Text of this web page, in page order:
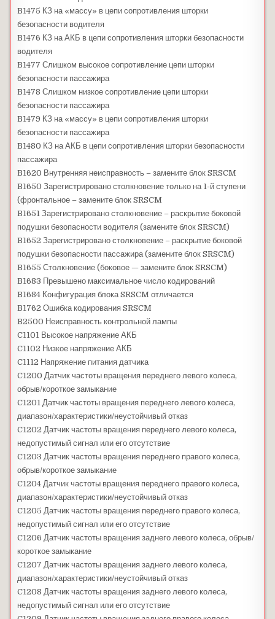
B1475 КЗ на «массу» в цепи сопротивления шторки
безопасности водителя
B1476 КЗ на АКБ в цепи сопротивления шторки безопасности
водителя
B1477 Слишком высокое сопротивление цепи шторки
безопасности пассажира
B1478 Слишком низкое сопротивление цепи шторки
безопасности пассажира
B1479 КЗ на «массу» в цепи сопротивления шторки
безопасности пассажира
B1480 КЗ на АКБ в цепи сопротивления шторки безопасности
пассажира
B1620 Внутренняя неисправность – замените блок SRSCM
B1650 Зарегистрировано столкновение только на 1-й ступени
(фронтальное – замените блок SRSCM
B1651 Зарегистрировано столкновение – раскрытие боковой
подушки безопасности водителя (замените блок SRSCM)
B1652 Зарегистрировано столкновение – раскрытие боковой
подушки безопасности пассажира (замените блок SRSCM)
B1655 Столкновение (боковое — замените блок SRSCM)
B1683 Превышено максимальное число кодирований
B1684 Конфигурация блока SRSCM отличается
B1762 Ошибка кодирования SRSCM
B2500 Неисправность контрольной лампы
C1101 Высокое напряжение АКБ
C1102 Низкое напряжение АКБ
C1112 Напряжение питания датчика
C1200 Датчик частоты вращения переднего левого колеса,
обрыв/короткое замыкание
C1201 Датчик частоты вращения переднего левого колеса,
диапазон/характеристики/неустойчивый отказ
C1202 Датчик частоты вращения переднего левого колеса,
недопустимый сигнал или его отсутствие
C1203 Датчик частоты вращения переднего правого колеса,
обрыв/короткое замыкание
C1204 Датчик частоты вращения переднего правого колеса,
диапазон/характеристики/неустойчивый отказ
C1205 Датчик частоты вращения переднего правого колеса,
недопустимый сигнал или его отсутствие
C1206 Датчик частоты вращения заднего левого колеса, обрыв/
короткое замыкание
C1207 Датчик частоты вращения заднего левого колеса,
диапазон/характеристики/неустойчивый отказ
C1208 Датчик частоты вращения заднего левого колеса,
недопустимый сигнал или его отсутствие